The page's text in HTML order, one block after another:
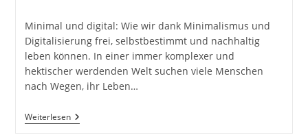
Minimal und digital: Wie wir dank Minimalismus und
Digitalisierung frei, selbstbestimmt und nachhaltig
leben können. In einer immer komplexer und
hektischer werdenden Welt suchen viele Menschen
nach Wegen, ihr Leben…
WeiterlesenMinimal
Und